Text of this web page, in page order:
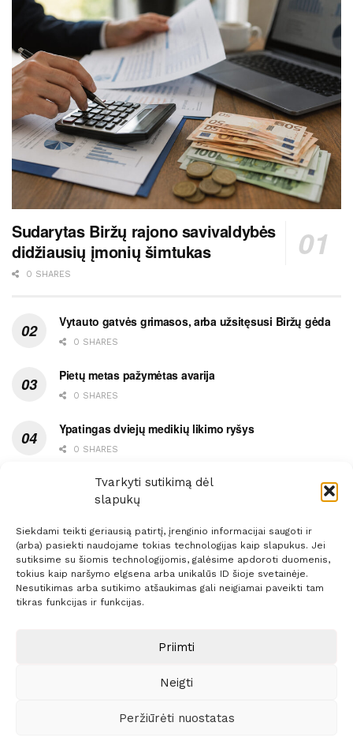
Tvarkyti sutikimą dėl
slapukų
Siekdami teikti geriausią patirtį, įrenginio informacijai saugoti ir
(arba) pasiekti naudojame tokias technologijas kaip slapukus. Jei
sutiksime su šiomis technologijomis, galėsime apdoroti duomenis,
tokius kaip naršymo elgsena arba unikalūs ID šioje svetainėje.
Nesutikimas arba sutikimo atšaukimas gali neigiamai paveikti tam
tikras funkcijas ir funkcijas.
Priimti
Neigti
Peržiūrėti nuostatas
Sudarytas Biržų rajono savivaldybės
didžiausių įmonių šimtukas
0 SHARES
Vytauto gatvės grimasos, arba užsitęsusi Biržų gėda
0 SHARES
Pietų metas pažymėtas avarija
0 SHARES
Ypatingas dviejų medikių likimo ryšys
0 SHARES
Ašaromis baigęsis užėjimas į piceriją
0 SHARES
Prenumerata Reklama
Sprendimas:ITBrolis